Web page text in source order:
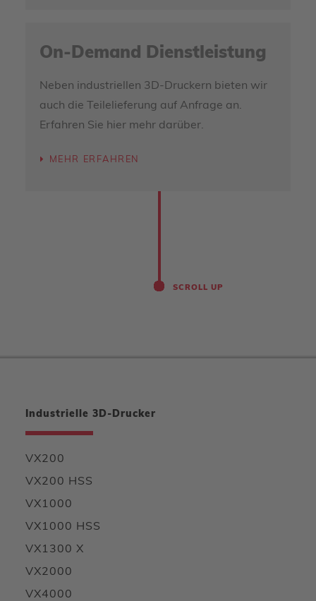
On-Demand Dienstleistung
Neben industriellen 3D-Druckern bieten wir
auch die Teilelieferung auf Anfrage an.
Erfahren Sie hier mehr darüber.
MEHR ERFAHREN
SCROLL UP
Industrielle 3D-Drucker
VX200
VX200 HSS
VX1000
VX1000 HSS
VX1300 X
VX2000
VX4000